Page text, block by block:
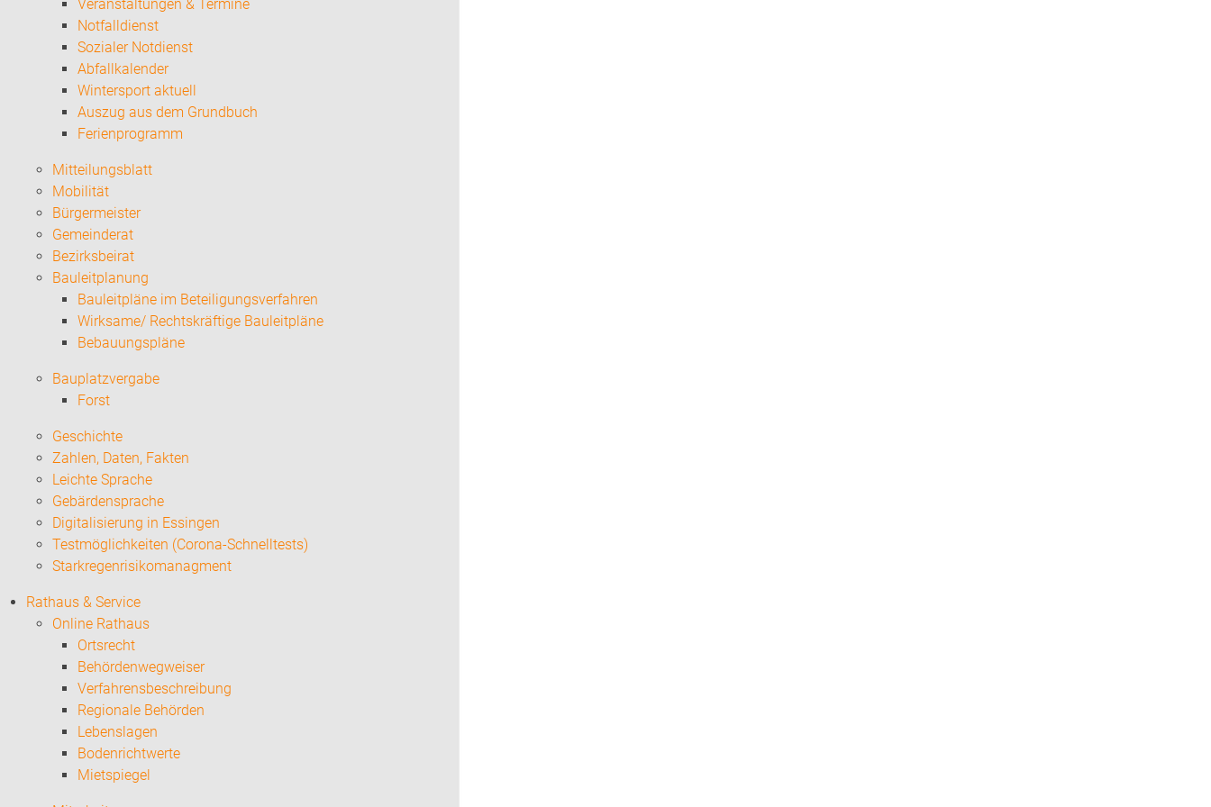
Veranstaltungen & Termine
Notfalldienst
Sozialer Notdienst
Abfallkalender
Wintersport aktuell
Auszug aus dem Grundbuch
Ferienprogramm
Mitteilungsblatt
Mobilität
Bürgermeister
Gemeinderat
Bezirksbeirat
Bauleitplanung
Bauleitpläne im Beteiligungsverfahren
Wirksame/ Rechtskräftige Bauleitpläne
Bebauungspläne
Bauplatzvergabe
Forst
Geschichte
Zahlen, Daten, Fakten
Leichte Sprache
Gebärdensprache
Digitalisierung in Essingen
Testmöglichkeiten (Corona-Schnelltests)
Starkregenrisikomanagment
Rathaus & Service
Online Rathaus
Ortsrecht
Behördenwegweiser
Verfahrensbeschreibung
Regionale Behörden
Lebenslagen
Bodenrichtwerte
Mietspiegel